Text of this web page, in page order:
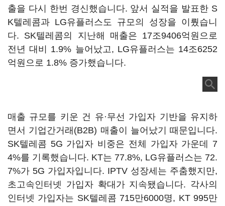
출을 다시 한번 경신했습니다. 앞서 실적을 발표한 S
K텔레콤과 LG유플러스도 규모의 성장을 이뤘습니
다. SK텔레콤의 지난해 매출은 17조9406억원으로
전년 대비 1.9% 늘어났고, LG유플러스는 14조6252
억원으로 1.8% 증가했습니다.
매출 규모를 키운 건 유·무선 가입자 기반을 유지하
면서 기업간거래(B2B) 매출이 늘어났기 때문입니다.
SK텔레콤 5G 가입자 비중은 전체 가입자 가운데 7
4%를 기록했습니다. KT는 77.8%, LG유플러스는 72.
7%가 5G 가입자입니다. IPTV 성장세는 주춤했지만,
초고속인터넷 가입자 확대가 지속됐습니다. 각사의
인터넷 가입자는 SK텔레콤 715만6000명, KT 995만